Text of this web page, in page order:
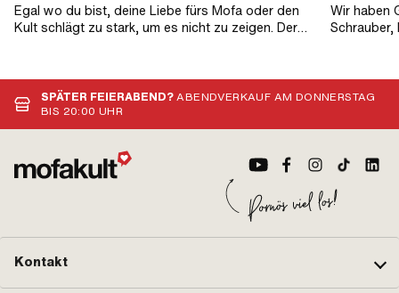
Egal wo du bist, deine Liebe fürs Mofa oder den
Kult schlägt zu stark, um es nicht zu zeigen. Der
Wir haben
steht für
unnötiger
SPÄTER FEIERABEND?ABENDVERKAUF AM DONNERSTAG
BIS 20:00 UHR
Kontakt